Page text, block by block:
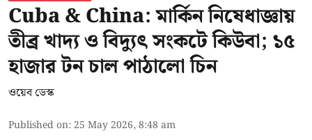
Cuba & China: মার্কিন নিষেধাজ্ঞায়
তীব্র খাদ্য ও বিদ্যুৎ সংকটে কিউবা; ১৫
হাজার টন চাল পাঠালো চিন
ওয়েব ডেস্ক
Published on: 25 May 2026, 8:48 am